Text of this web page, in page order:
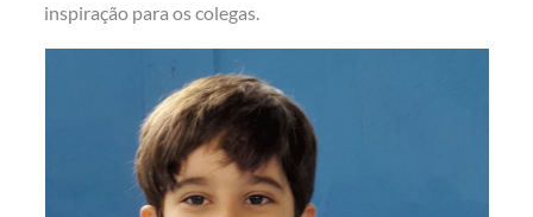
inspiração para os colegas.